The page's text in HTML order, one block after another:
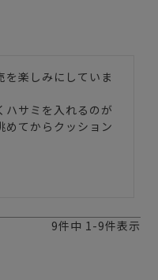
を楽しみにしていま
ハサミを入れるのが
めてからクッション
9件中 1-9件表示